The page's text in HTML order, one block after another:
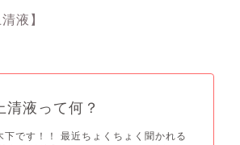
液】
清液って何？
です！！ 最近ちょくちょく聞かれる